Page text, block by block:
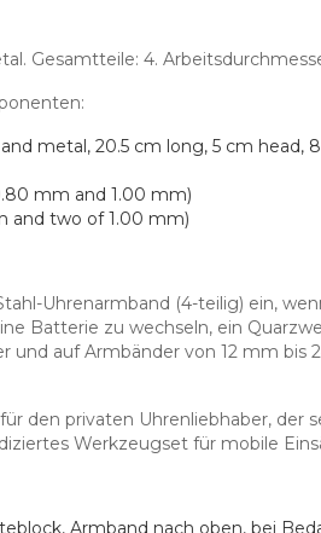
Gesamtteile: 4.
metal, 20.5 cm long, 5 cm head,
mm and 1.00 mm)
and two of 1.00 mm)
Uhrenarmband (4-teilig) ein,
Batterie zu wechseln, ein
auf Armbänder von 12 mm bis
den privaten Uhrenliebhaber,
Werkzeugset für mobile
Armband nach oben, bei